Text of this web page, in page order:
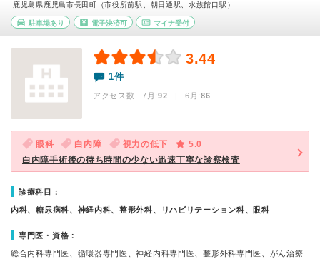
鹿児島県鹿児島市長田町（市役所前駅、朝日通駅、水族館口駅）
駐車場あり 電子決済可 マイナ受付
3.44
1件
アクセス数 7月:92 | 6月:86
眼科 白内障 視力の低下
5.0
白内障手術後の待ち時間の少ない迅速丁寧な診察検査
診療科目：
内科、糖尿病科、神経内科、整形外科、リハビリテーション科、眼科
専門医・資格：
総合内科専門医、循環器専門医、神経内科専門医、整形外科専門医、がん治療